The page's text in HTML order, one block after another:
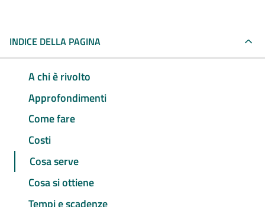
INDICE DELLA PAGINA
A chi è rivolto
Approfondimenti
Come fare
Costi
Cosa serve
Cosa si ottiene
Tempi e scadenze